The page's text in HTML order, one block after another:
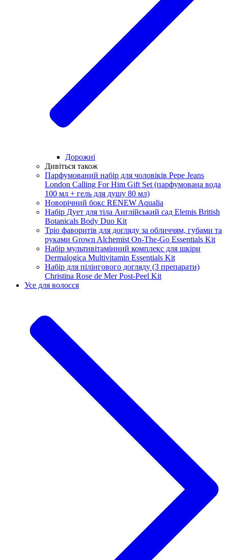
Дорожні
Дивіться також
Парфумований набір для чоловіків Pepe Jeans
London Calling For Him Gift Set (парфумована вода
100 мл + гель для душу 80 мл)
Новорічний бокс RENEW Aqualia
Набір Дует для тіла Англійський сад Elemis British
Botanicals Body Duo Kit
Тріо фаворитів для догляду за обличчям, губами та
руками Grown Alchemist On-The-Go Essentials Kit
Набір мультивітамінний комплекс для шкіри
Dermalogica Multivitamin Essentials Kit
Набір для пілінгового догляду (3 препарати)
Christina Rose de Mer Post-Peel Kit
Усе для волосся